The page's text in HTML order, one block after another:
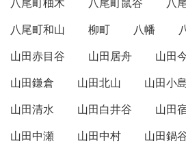
八尾町和山
柳町 八幡
山田赤目谷
山田居舟
山田
山田鎌倉
山田北山 山田小
山田清水
山田白井谷 山田
山田中瀬
山田中村 山田鍋